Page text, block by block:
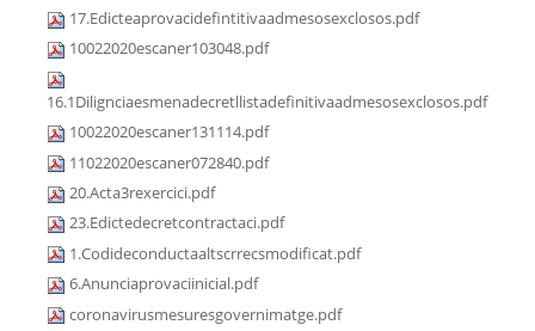
17.Edicteaprovacidefintitivaadmesosexclosos.pdf
10022020escaner103048.pdf
16.1Dilignciaesmenadecretllistadefinitivaadmesosexclosos.pdf
10022020escaner131114.pdf
11022020escaner072840.pdf
20.Acta3rexercici.pdf
23.Edictedecretcontractaci.pdf
1.Codideconductaaltscrrecsmodificat.pdf
6.Anunciaprovaciinicial.pdf
coronavirusmesuresgovernimatge.pdf